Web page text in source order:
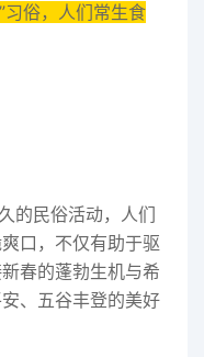
习俗，人们常生食
的民俗活动，人们
口，不仅有助于驱
春的蓬勃生机与希
、五谷丰登的美好